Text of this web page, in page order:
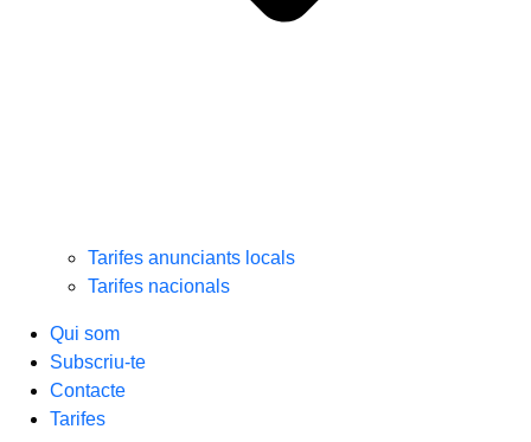
Tarifes anunciants locals
Tarifes nacionals
Qui som
Subscriu-te
Contacte
Tarifes